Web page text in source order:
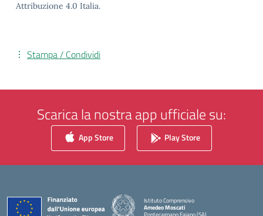
Attribuzione 4.0 Italia.
Stampa / Condividi
Scarica la nostra app ufficiale su:
App Store Play Store
Istituto Comprensivo
Amedeo Moscati
Pontecagnano Faiano (SA)